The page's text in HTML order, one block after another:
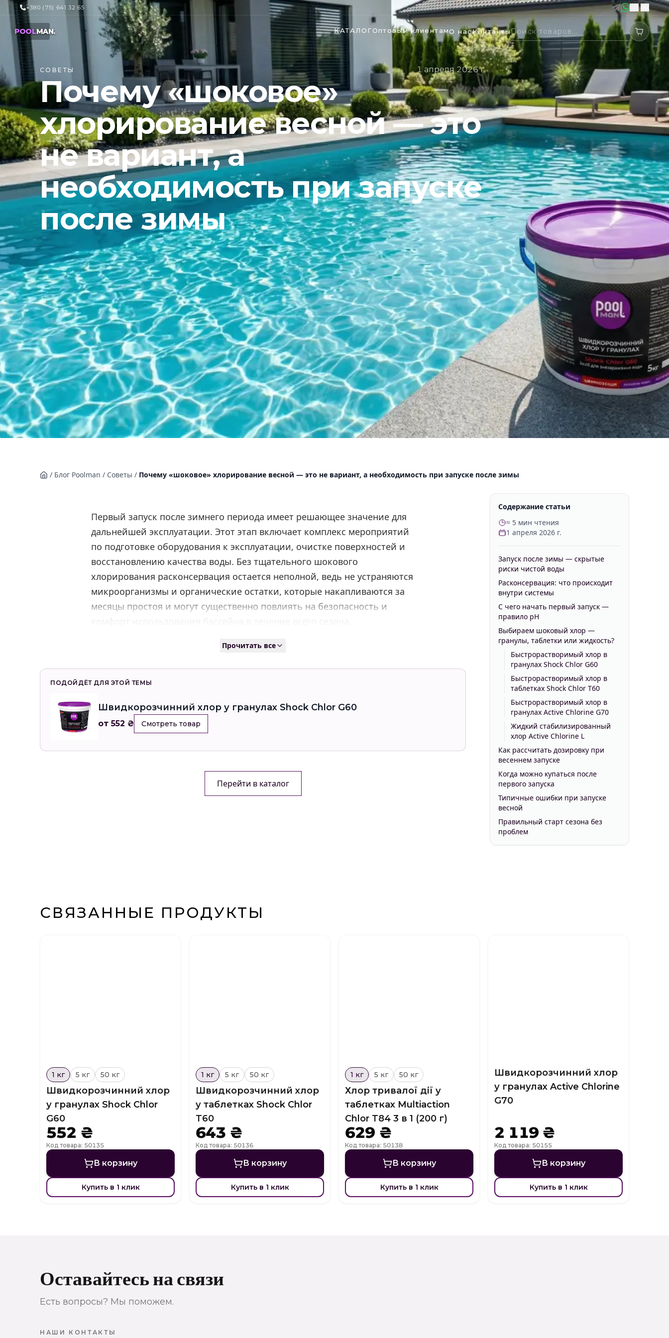
+380 (75) 641 32 65 UA |RU
POOLMAN. КАТАЛОГОптовым клиентамО насКонтакты
СОВЕТЫ 1 апреля 2026 г.
Почему «шоковое»
хлорирование весной — это
не вариант, а
необходимость при запуске
после зимы
/ Блог Poolman / Советы / Почему «шоковое» хлорирование весной — это не вариант, а необходимость при запуске после зимы
Первый запуск после зимнего периода имеет решающее значение для
дальнейшей эксплуатации. Этот этап включает комплекс мероприятий
по подготовке оборудования к эксплуатации, очистке поверхностей и
восстановлению качества воды. Без тщательного шокового
хлорирования расконсервация остается неполной, ведь не устраняются
микроорганизмы и органические остатки, которые накапливаются за
месяцы простоя и могут существенно повлиять на безопасность и
Прочитать все
ПОДОЙДЁТ ДЛЯ ЭТОЙ ТЕМЫ
Швидкорозчинний хлор у гранулах Shock Chlor G60
от 552 ₴ Смотреть товар
Перейти в каталог
Содержание статьи
≈ 5 мин чтения
1 апреля 2026 г.
Запуск после зимы — скрытые
риски чистой воды
Расконсервация: что происходит
внутри системы
С чего начать первый запуск —
правило pH
Выбираем шоковый хлор —
гранулы, таблетки или жидкость?
Быстрорастворимый хлор в
гранулах Shock Chlor G60
Быстрорастворимый хлор в
таблетках Shock Chlor T60
Быстрорастворимый хлор в
гранулах Active Chlorine G70
Жидкий стабилизированный
хлор Active Chlorine L
Как рассчитать дозировку при
весеннем запуске
Когда можно купаться после
первого запуска
Типичные ошибки при запуске
весной
Правильный старт сезона без
проблем
СВЯЗАННЫЕ ПРОДУКТЫ
1 кг 5 кг 50 кг
Швидкорозчинний хлор
у гранулах Shock Chlor
G60
552 ₴
Код товара: 50135
В корзину
Купить в 1 клик
1 кг 5 кг 50 кг
Швидкорозчинний хлор
у таблетках Shock Chlor
T60
643 ₴
Код товара: 50136
В корзину
Купить в 1 клик
1 кг 5 кг 50 кг
Хлор тривалої дії у
таблетках Multiaction
Chlor T84 3 в 1 (200 г)
629 ₴
Код товара: 50138
В корзину
Купить в 1 клик
Швидкорозчинний хлор
у гранулах Active Chlorine
G70
2 119 ₴
Код товара: 50155
В корзину
Купить в 1 клик
Оставайтесь на связи
Есть вопросы? Мы поможем.
НАШИ КОНТАКТЫ